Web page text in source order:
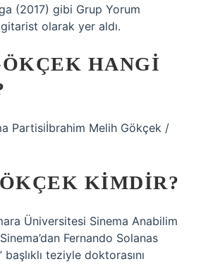
(2017) gibi Grup Yorum
olarak yer aldı.
HANGI
Partisiİbrahim Melih Gökçek /
KIMDIR?
Üniversitesi Sinema Anabilim
Fernando Solanas
başlıklı teziyle doktorasını